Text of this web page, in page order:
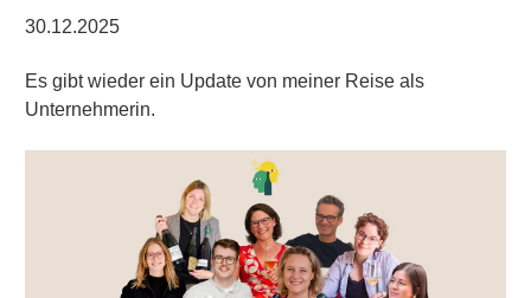
30.12.2025
Es gibt wieder ein Update von meiner Reise als
Unternehmerin.